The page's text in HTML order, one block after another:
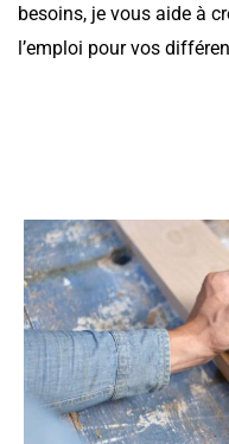
besoins, je vous aide à
l’emploi pour vos